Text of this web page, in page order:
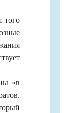
того
«в